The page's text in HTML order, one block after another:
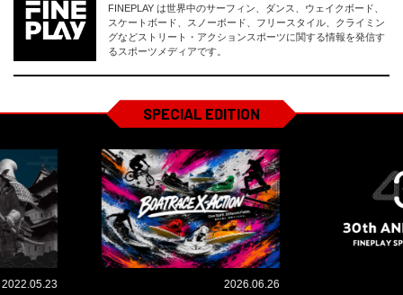
FINEPLAY は世界中のサーフィン、ダンス、ウェイクボード、
スケートボード、スノーボード、フリースタイル、クライミン
グなどストリート・アクションスポーツに関する情報を発信す
るスポーツメディアです。
SPECIAL EDITION
2022.05.23 2026.06.26